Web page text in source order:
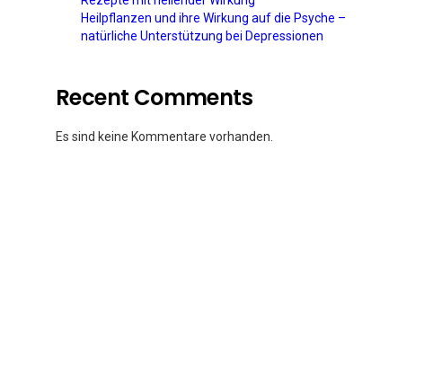
Heilpflanzen und ihre Wirkung auf die Psyche –
natürliche Unterstützung bei Depressionen
Recent Comments
Es sind keine Kommentare vorhanden.